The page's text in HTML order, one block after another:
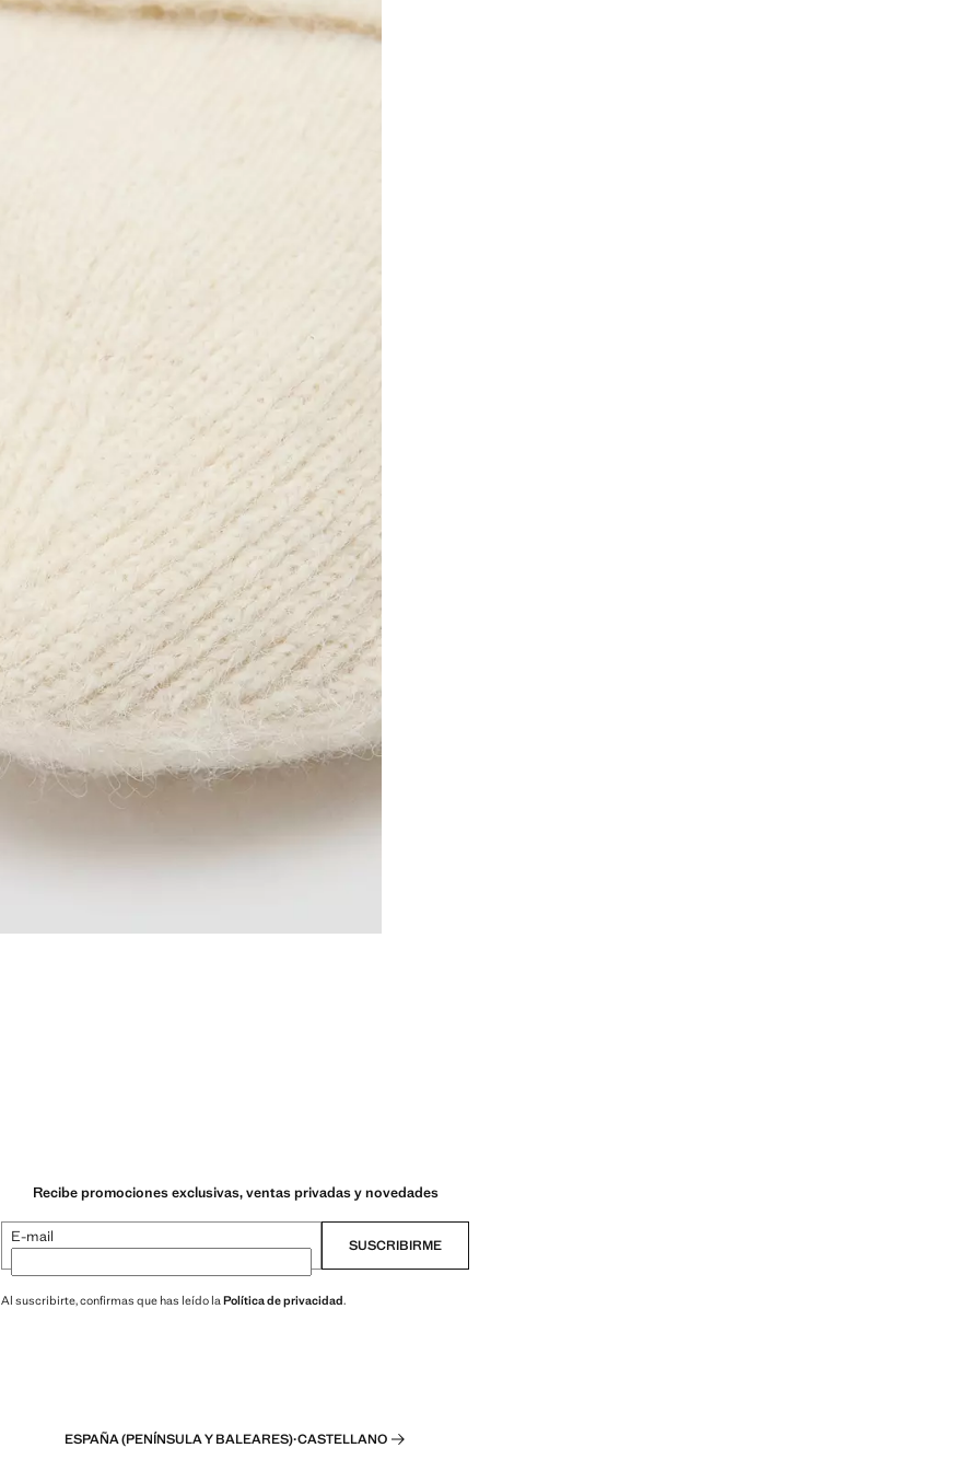
Recibe promociones exclusivas, ventas privadas y novedades
E-mail SUSCRIBIRME
Al suscribirte, confirmas que has leído la Política de privacidad.
ESPAÑA (PENÍNSULA Y BALEARES)·CASTELLANO